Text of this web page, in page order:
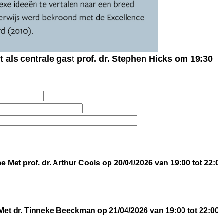
centrale gast prof. dr. Stephen Hicks om 19:30
prof. dr. Arthur Cools op 20/04/2026 van 19:00 tot
dr. Tinneke Beeckman op 21/04/2026 van 19:00 tot